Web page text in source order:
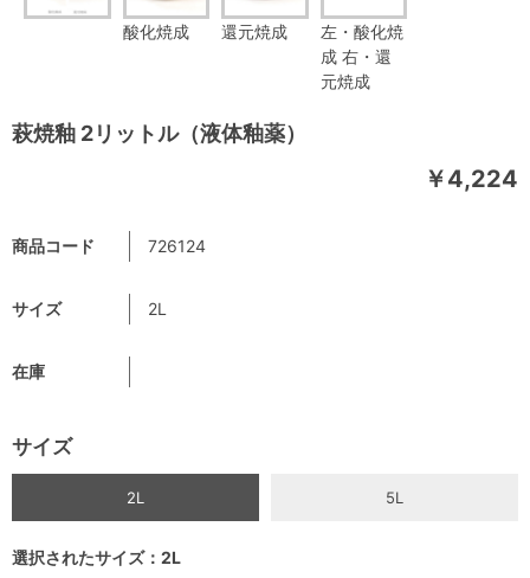
酸化焼成 還元焼成
左・酸化焼
成 右・還
元焼成
萩焼釉 2リットル（液体釉薬）
￥4,224
商品コード 726124
サイズ 2L
在庫
サイズ
2L 5L
選択されたサイズ：2L